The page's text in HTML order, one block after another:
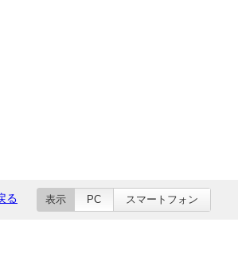
る 表示 PC スマートフォン